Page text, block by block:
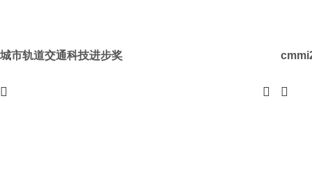
城市轨道交通科技进步奖